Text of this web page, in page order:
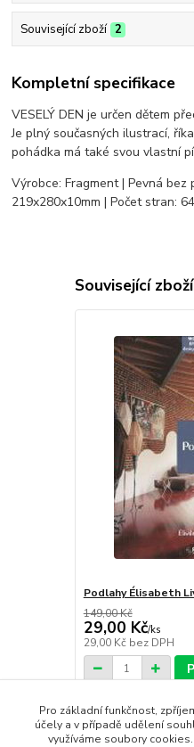
Související zboží 2
Kompletní specifikace
VESELÝ DEN je určen dětem
Je plný současných ilustrací,
pohádka má také svou vlastní
Výrobce: Fragment | Pevná
219x280x10mm | Počet stran: 64
Související zboží
Podlahy Élisabeth
149,00 Kč
29,00 Kč/ks
29,00 Kč bez DPH
Pro základní funkčnost,
účely a v případě udělení
využíváme soubory